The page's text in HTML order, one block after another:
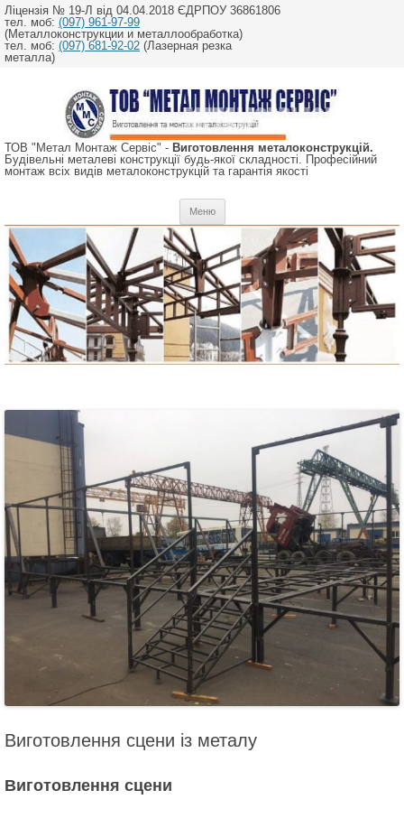
Ліцензія № 19-Л від 04.04.2018 ЄДРПОУ 36861806
тел. моб: (097) 961-97-99
(Металлоконструкции и металлообработка)
тел. моб: (097) 681-92-02 (Лазерная резка
металла)
ТОВ "Метал Монтаж Сервіс" - Виготовлення металоконструкцій.
Будівельні металеві конструкції будь-якої складності. Професійний
монтаж всіх видів металоконструкцій та гарантія якості
Меню
вмісту
Виготовлення сцени із металу
Виготовлення сцени